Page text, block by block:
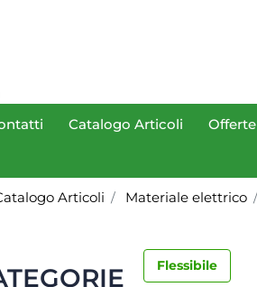
Catalogo Articoli Offerte
Articoli Materiale elettrico
Flessibile